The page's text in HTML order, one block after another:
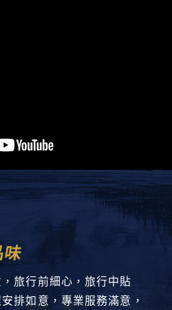
味
旅行前細心，旅行中貼
排如意，專業服務滿意，